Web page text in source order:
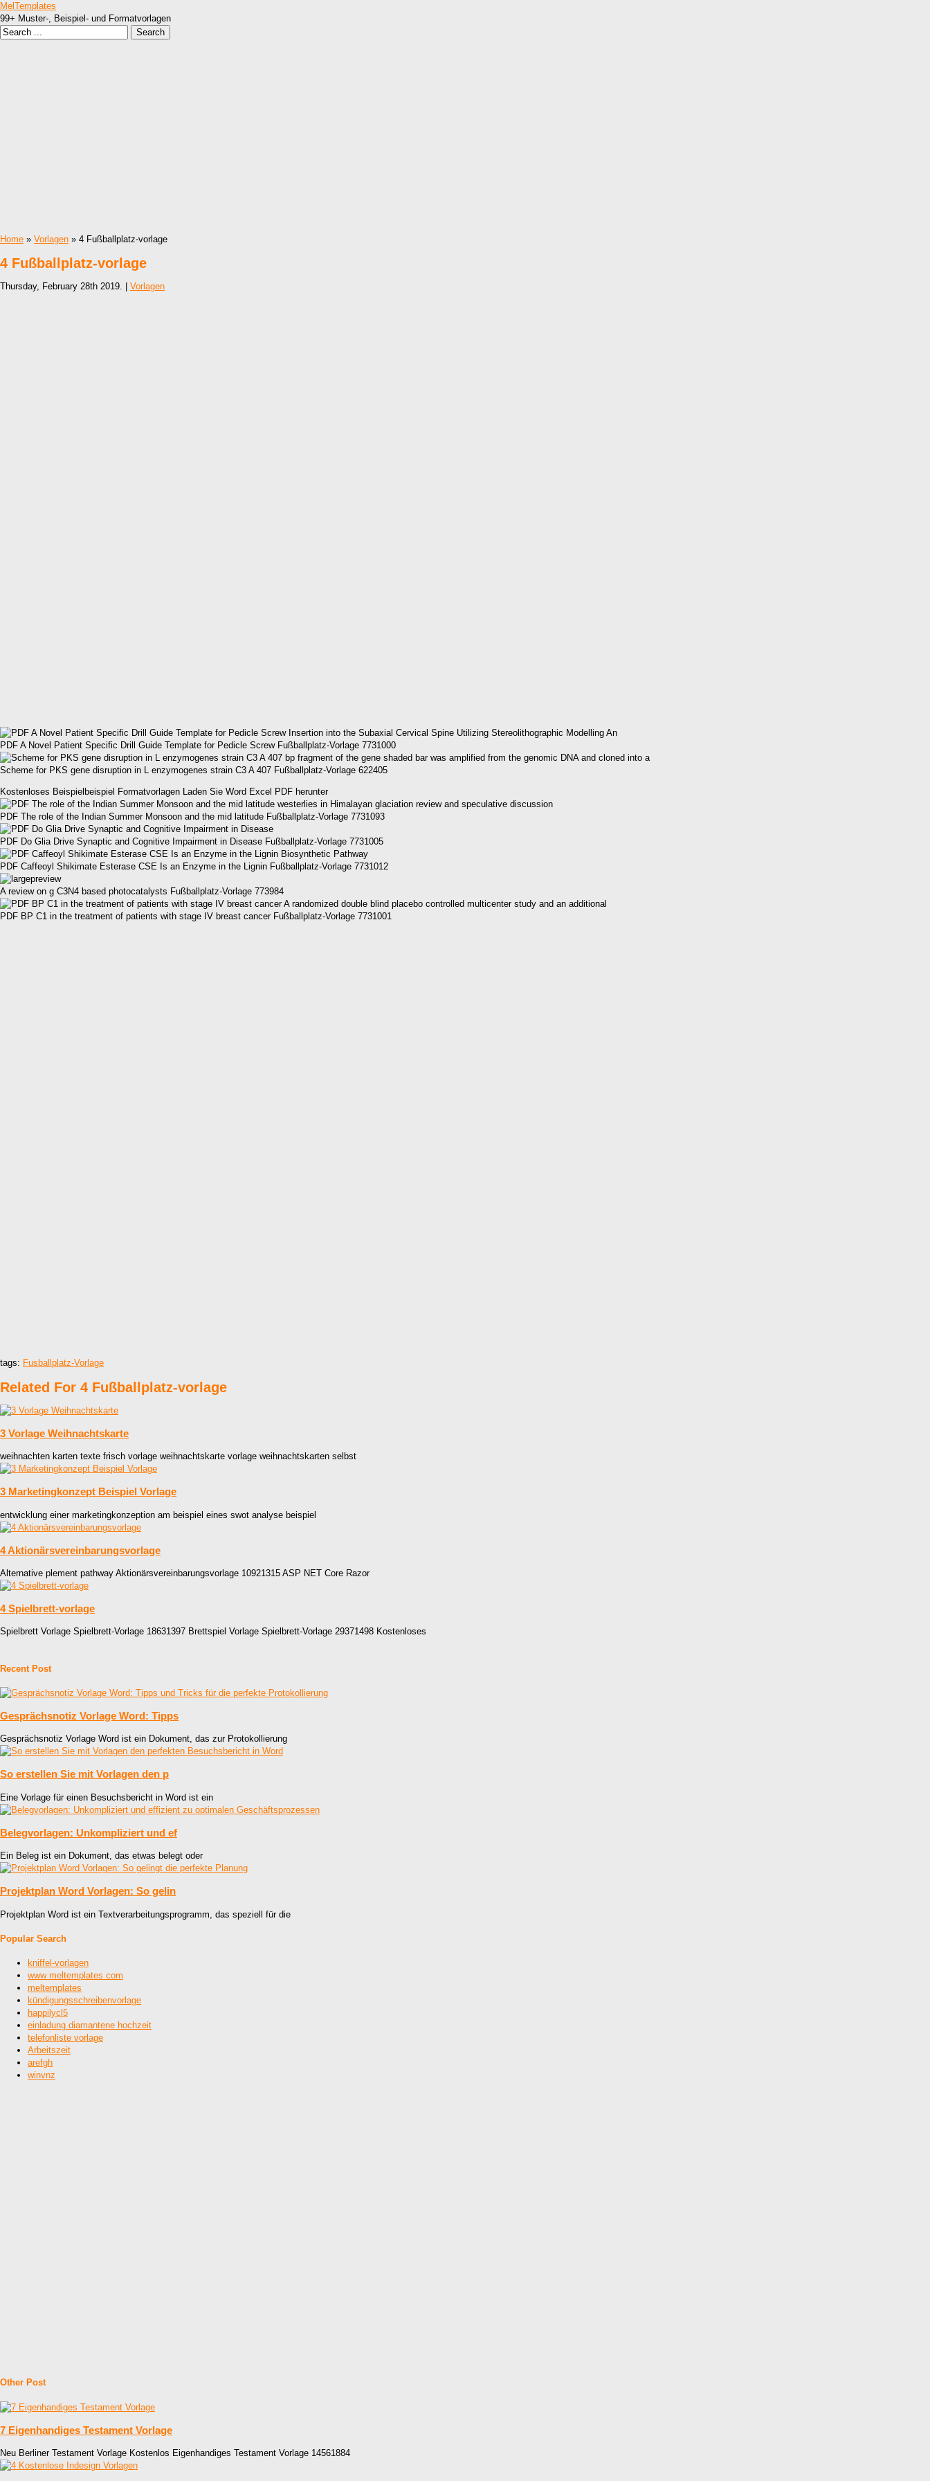
MelTemplates
99+ Muster-, Beispiel- und Formatvorlagen
Home » Vorlagen » 4 Fußballplatz-vorlage
4 Fußballplatz-vorlage
Thursday, February 28th 2019. | Vorlagen
PDF A Novel Patient Specific Drill Guide Template for Pedicle Screw Fußballplatz-Vorlage 7731000
Scheme for PKS gene disruption in L enzymogenes strain C3 A 407 Fußballplatz-Vorlage 622405
Kostenloses Beispielbeispiel Formatvorlagen Laden Sie Word Excel PDF herunter
PDF The role of the Indian Summer Monsoon and the mid latitude Fußballplatz-Vorlage 7731093
PDF Do Glia Drive Synaptic and Cognitive Impairment in Disease Fußballplatz-Vorlage 7731005
PDF Caffeoyl Shikimate Esterase CSE Is an Enzyme in the Lignin Fußballplatz-Vorlage 7731012
A review on g C3N4 based photocatalysts Fußballplatz-Vorlage 773984
PDF BP C1 in the treatment of patients with stage IV breast cancer Fußballplatz-Vorlage 7731001
tags: Fusballplatz-Vorlage
Related For 4 Fußballplatz-vorlage
3 Vorlage Weihnachtskarte
weihnachten karten texte frisch vorlage weihnachtskarte vorlage weihnachtskarten selbst
3 Marketingkonzept Beispiel Vorlage
entwicklung einer marketingkonzeption am beispiel eines swot analyse beispiel
4 Aktionärsvereinbarungsvorlage
Alternative plement pathway Aktionärsvereinbarungsvorlage 10921315 ASP NET Core Razor
4 Spielbrett-vorlage
Spielbrett Vorlage Spielbrett-Vorlage 18631397 Brettspiel Vorlage Spielbrett-Vorlage 29371498 Kostenloses
Recent Post
Gesprächsnotiz Vorlage Word: Tipps
Gesprächsnotiz Vorlage Word ist ein Dokument, das zur Protokollierung
So erstellen Sie mit Vorlagen den p
Eine Vorlage für einen Besuchsbericht in Word ist ein
Belegvorlagen: Unkompliziert und ef
Ein Beleg ist ein Dokument, das etwas belegt oder
Projektplan Word Vorlagen: So gelin
Projektplan Word ist ein Textverarbeitungsprogramm, das speziell für die
Popular Search
kniffel-vorlagen
www meltemplates com
meltemplates
kündigungsschreibenvorlage
happilycl5
einladung diamantene hochzeit
telefonliste vorlage
Arbeitszeit
arefgh
winvnz
Other Post
7 Eigenhandiges Testament Vorlage
Neu Berliner Testament Vorlage Kostenlos Eigenhandiges Testament Vorlage 14561884